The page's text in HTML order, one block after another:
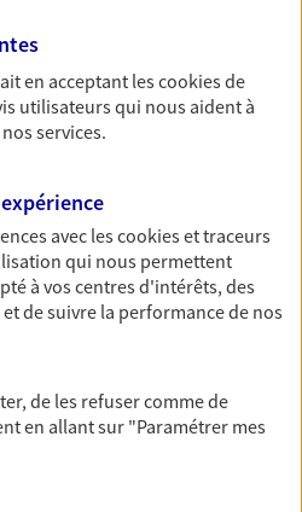
leurs proches en cas de
un aléa de la vie.
santé de vos salariés et
proposant des services
démarches.
des salariés
optimisant les charges
entreprise.
en acceptant lescookiesde
utilisateurs qui nous aident à
services.
avec lescookies et traceurs
qui nous permettent
à vos centres d'intérêts, des
de suivre la performance de nos
de les refuser comme de
en allant sur "Paramétrer mes